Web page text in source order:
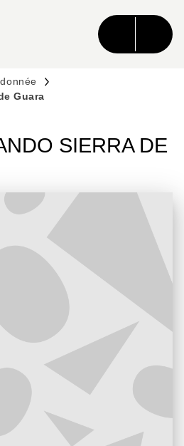
CONTENU
Guara
SIERRA DE